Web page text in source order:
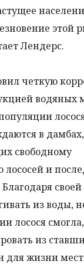
этой
Лендерс.
четкую
водяных
в дамбах,
свободному
и
своей
из воды,
лосося
из
жизни мест